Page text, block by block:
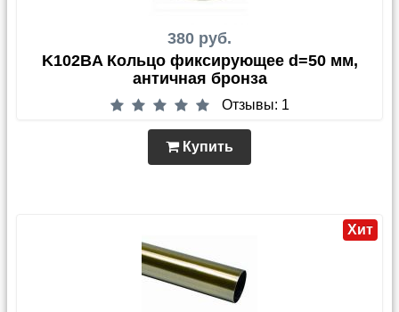
380 руб.
K102BA Кольцо фиксирующее d=50 мм,
античная бронза
Отзывы: 1
Купить
Хит